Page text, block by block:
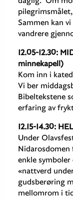
Sammen kan
vandrere
12.05-12.30:
minnekapell)
Kom inn i
Vi ber
Bibeltekstene
erfaring av
12.15-14.30:
Under
enkle
«nattverd
gudsberøring
mellomrom i